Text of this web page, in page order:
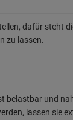
dafür steht
zu lassen.
belastbar und
lassen sie